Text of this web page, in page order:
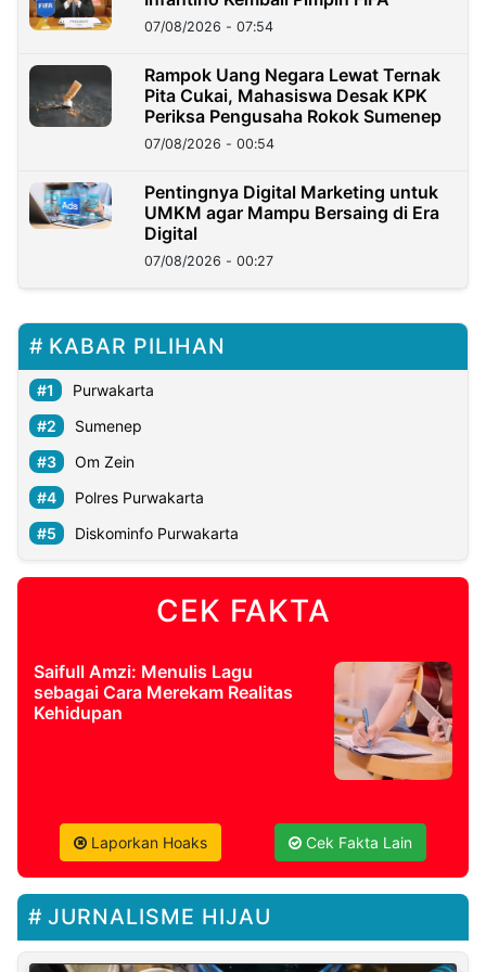
07/08/2026 - 07:54
Rampok Uang Negara Lewat Ternak
Pita Cukai, Mahasiswa Desak KPK
Periksa Pengusaha Rokok Sumenep
07/08/2026 - 00:54
Pentingnya Digital Marketing untuk
UMKM agar Mampu Bersaing di Era
Digital
07/08/2026 - 00:27
KABAR PILIHAN
Purwakarta
Sumenep
Om Zein
Polres Purwakarta
Diskominfo Purwakarta
CEK FAKTA
Saifull Amzi: Menulis Lagu
sebagai Cara Merekam Realitas
Kehidupan
Laporkan Hoaks Cek Fakta Lain
JURNALISME HIJAU